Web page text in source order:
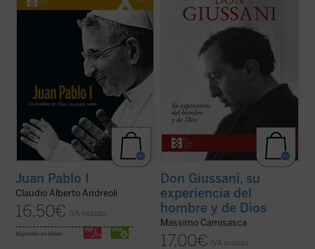
uno de los pontificados más breves de la
historia. El autor, que ha tenido la gracia de
conocer personalmente al beato ...(ver
Juan Pablo I
Claudio Alberto Andreoli
16,50€ IVA incluido
disponible en ebook:
estrechos colaboradores a lo largo de
cuarenta años, conforma una sintética
biografía espiritual que permite conocer
(ver ficha)
Don Giussani, su
experiencia del
hombre y de Dios
Massimo Camisasca
17,00€ IVA incluido